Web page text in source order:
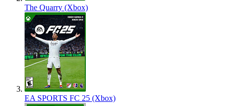
The Quarry (Xbox)
EA SPORTS FC 25 (Xbox)